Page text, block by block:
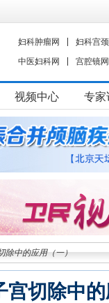
妇科肿瘤网
妇科宫
中医妇科网
宫腔镜网
视频中心 专家
除中的应用（一）
宫切除中